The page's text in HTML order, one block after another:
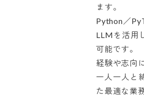
ます。
Python／
LLMを活用
可能です。
経験や志向
一人一人と
た最適な業